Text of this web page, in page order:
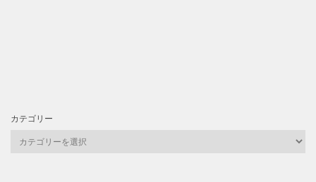
カテゴリー